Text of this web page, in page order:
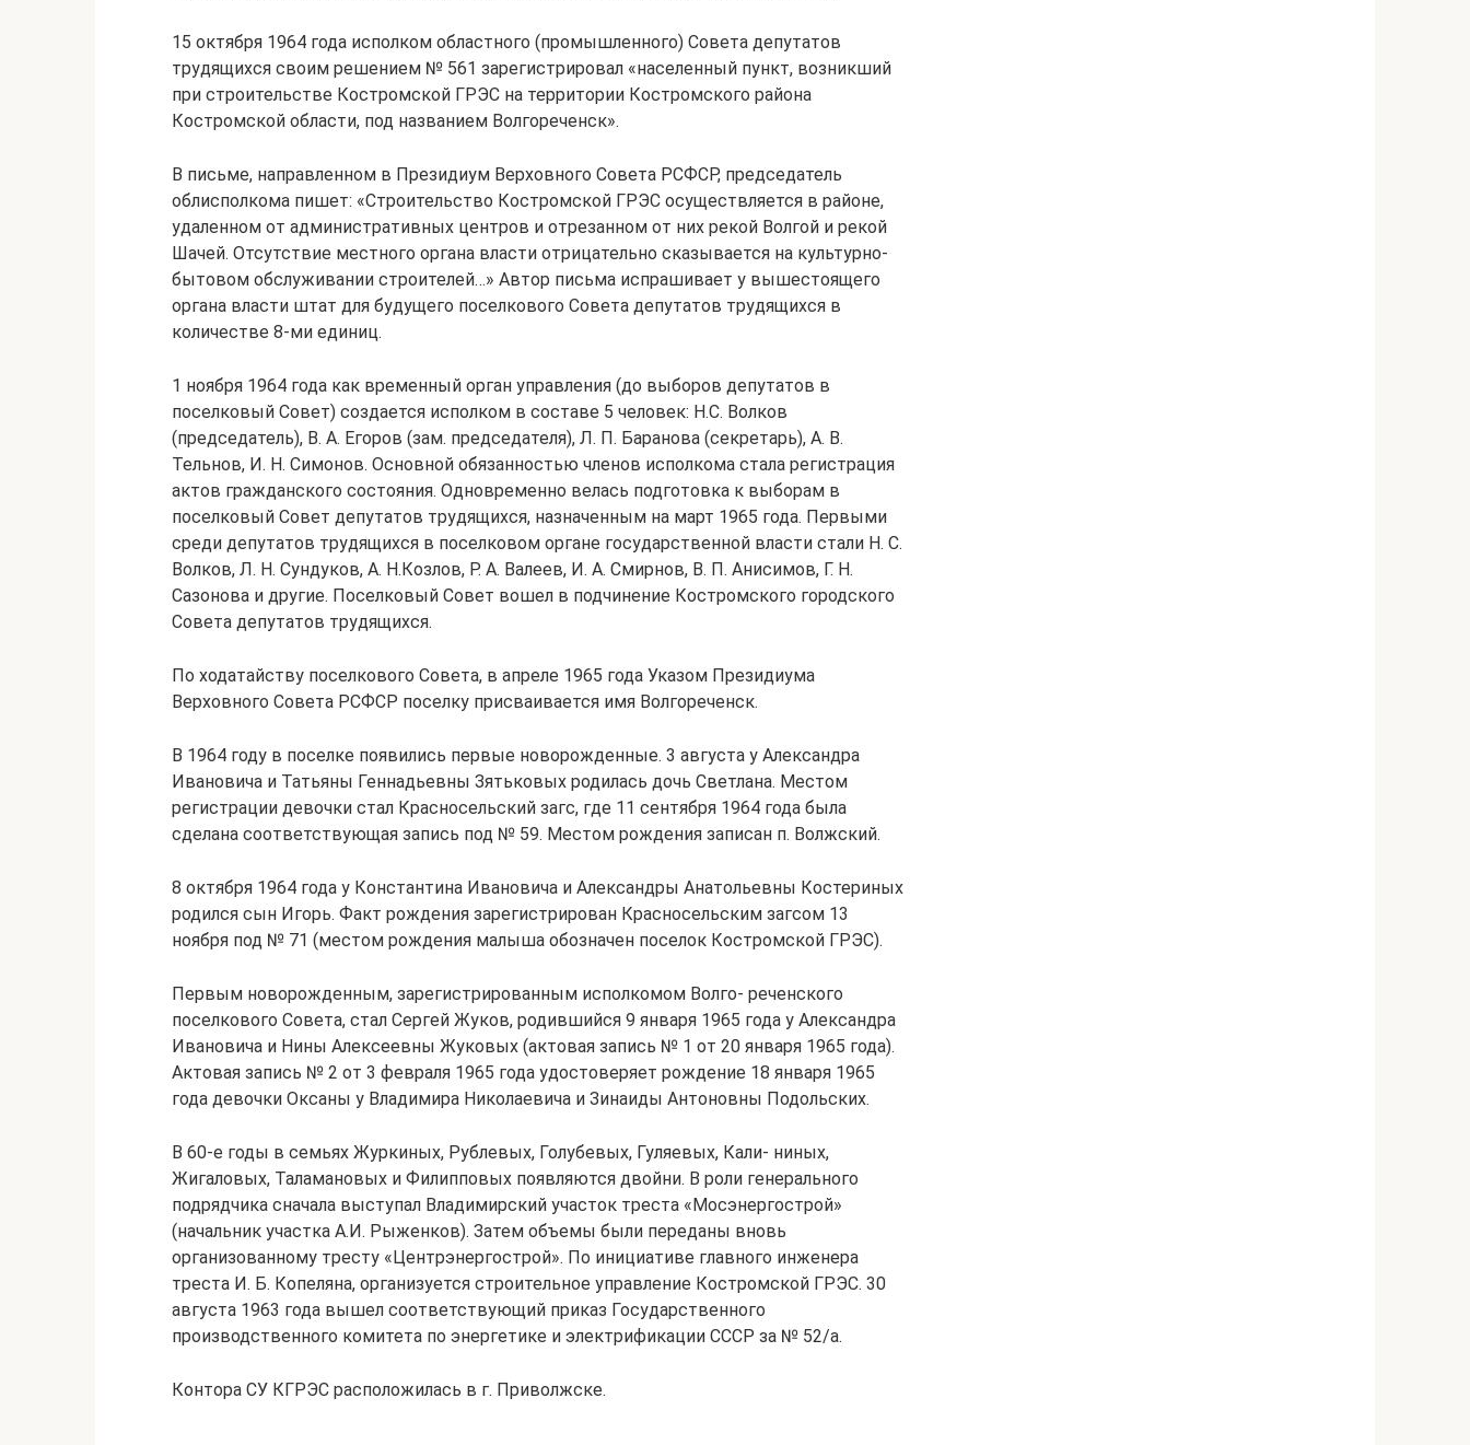
15 октября 1964 года исполком областного (промышленного) Совета депутатов
трудящихся своим решением № 561 зарегистрировал «населенный пункт, возникший
при строительстве Костромской ГРЭС на территории Костромского района
Костромской области, под названием Волгореченск».
В письме, направленном в Президиум Верховного Совета РСФСР, председатель
облисполкома пишет: «Строительство Костромской ГРЭС осуществляется в районе,
удаленном от административных центров и отрезанном от них рекой Волгой и рекой
Шачей. Отсутствие местного органа власти отрицательно сказывается на культурно-
бытовом обслуживании строителей…» Автор письма испрашивает у вышестоящего
органа власти штат для будущего поселкового Совета депутатов трудящихся в
количестве 8-ми единиц.
1 ноября 1964 года как временный орган управления (до выборов депутатов в
поселковый Совет) создается исполком в составе 5 человек: Н.С. Волков
(председатель), В. А. Егоров (зам. председателя), Л. П. Баранова (секретарь), А. В.
Тельнов, И. Н. Симонов. Основной обязанностью членов исполкома стала регистрация
актов гражданского состояния. Одновременно велась подготовка к выборам в
поселковый Совет депутатов трудящихся, назначенным на март 1965 года. Первыми
среди депутатов трудящихся в поселковом органе государственной власти стали Н. С.
Волков, Л. Н. Сундуков, А. Н.Козлов, Р. А. Валеев, И. А. Смирнов, В. П. Анисимов, Г. Н.
Сазонова и другие. Поселковый Совет вошел в подчинение Костромского городского
Совета депутатов трудящихся.
По ходатайству поселкового Совета, в апреле 1965 года Указом Президиума
Верховного Совета РСФСР поселку присваивается имя Волгореченск.
В 1964 году в поселке появились первые новорожденные. 3 августа у Александра
Ивановича и Татьяны Геннадьевны Зятьковых родилась дочь Светлана. Местом
регистрации девочки стал Красносельский загс, где 11 сентября 1964 года была
сделана соответствующая запись под № 59. Местом рождения записан п. Волжский.
8 октября 1964 года у Константина Ивановича и Александры Анатольевны Костериных
родился сын Игорь. Факт рождения зарегистрирован Красносельским загсом 13
ноября под № 71 (местом рождения малыша обозначен поселок Костромской ГРЭС).
Первым новорожденным, зарегистрированным исполкомом Волго- реченского
поселкового Совета, стал Сергей Жуков, родившийся 9 января 1965 года у Александра
Ивановича и Нины Алексеевны Жуковых (актовая запись № 1 от 20 января 1965 года).
Актовая запись № 2 от 3 февраля 1965 года удостоверяет рождение 18 января 1965
года девочки Оксаны у Владимира Николаевича и Зинаиды Антоновны Подольских.
В 60-е годы в семьях Журкиных, Рублевых, Голубевых, Гуляевых, Кали- ниных,
Жигаловых, Таламановых и Филипповых появляются двойни. В роли генерального
подрядчика сначала выступал Владимирский участок треста «Мосэнергострой»
(начальник участка А.И. Рыженков). Затем объемы были переданы вновь
организованному тресту «Центрэнергострой». По инициативе главного инженера
треста И. Б. Копеляна, организуется строительное управление Костромской ГРЭС. 30
августа 1963 года вышел соответствующий приказ Государственного
производственного комитета по энергетике и электрификации СССР за № 52/а.
Контора СУ КГРЭС расположилась в г. Приволжске.